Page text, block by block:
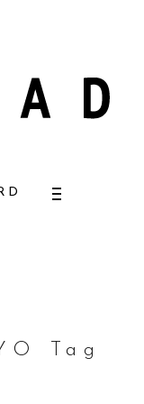
【エバーメイドシ
Tag